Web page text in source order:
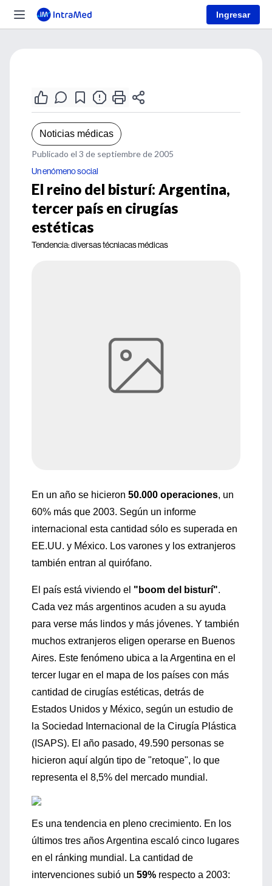
Ingresar
Noticias médicas
Publicado el 3 de septiembre de 2005
Un enómeno social
El reino del bisturí: Argentina,
tercer país en cirugías
estéticas
Tendencia: diversas técniacas médicas
En un año se hicieron 50.000 operaciones, un
60% más que 2003. Según un informe
internacional esta cantidad sólo es superada en
EE.UU. y México. Los varones y los extranjeros
también entran al quirófano.
El país está viviendo el "boom del bisturí".
Cada vez más argentinos acuden a su ayuda
para verse más lindos y más jóvenes. Y también
muchos extranjeros eligen operarse en Buenos
Aires. Este fenómeno ubica a la Argentina en el
tercer lugar en el mapa de los países con más
cantidad de cirugías estéticas, detrás de
Estados Unidos y México, según un estudio de
la Sociedad Internacional de la Cirugía Plástica
(ISAPS). El año pasado, 49.590 personas se
hicieron aquí algún tipo de "retoque", lo que
representa el 8,5% del mercado mundial.
Es una tendencia en pleno crecimiento. En los
últimos tres años Argentina escaló cinco lugares
en el ránking mundial. La cantidad de
intervenciones subió un 59% respecto a 2003: